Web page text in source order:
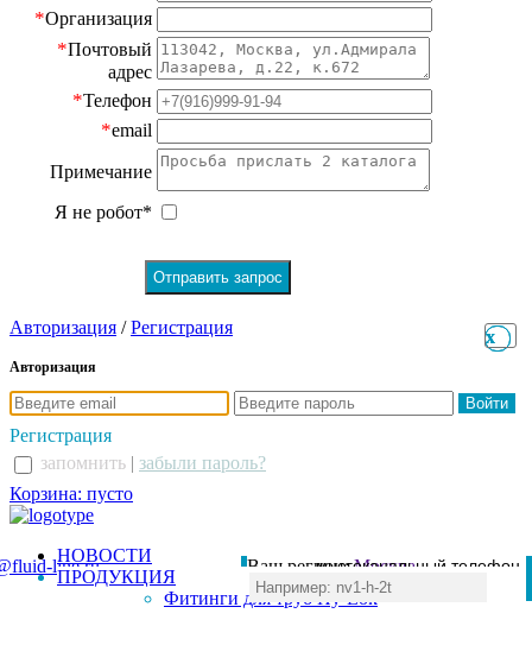
*Организация
*Почтовый
адрес
*Телефон
*email
Примечание
Я не робот*
Авторизация /Регистрация x
x
Авторизация
Регистрация
запомнить | забыли пароль?
Корзина: пусто
line.ru многоканальный телефон
+7 (495) 984-41-00
Ваш регион:Москва
НОВОСТИ
ПРОДУКЦИЯ
Фитинги для труб Hy-Lok